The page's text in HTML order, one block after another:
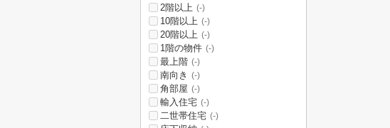
2階以上 (-)
10階以上 (-)
20階以上 (-)
1階の物件 (-)
最上階 (-)
南向き (-)
角部屋 (-)
輸入住宅 (-)
二世帯住宅 (-)